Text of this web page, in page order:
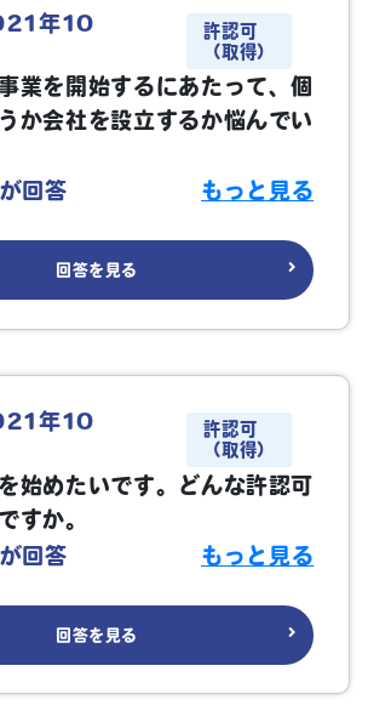
年10
許認可
（取得）
業を開始するにあたって、個
か会社を設立するか悩んでい
回答
もっと見る
回答を見る
年10
許認可
（取得）
始めたいです。どんな許認可
すか。
回答
もっと見る
回答を見る